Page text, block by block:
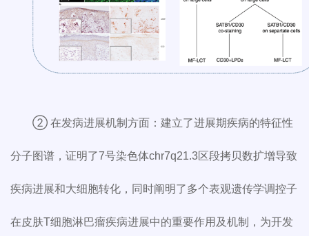
② 在发病进展机制方面：建立了进展期疾病的特征性
分子图谱，证明了7号染色体chr7q21.3区段拷贝数扩增导致
疾病进展和大细胞转化，同时阐明了多个表观遗传学调控子
在皮肤T细胞淋巴瘤疾病进展中的重要作用及机制，为开发